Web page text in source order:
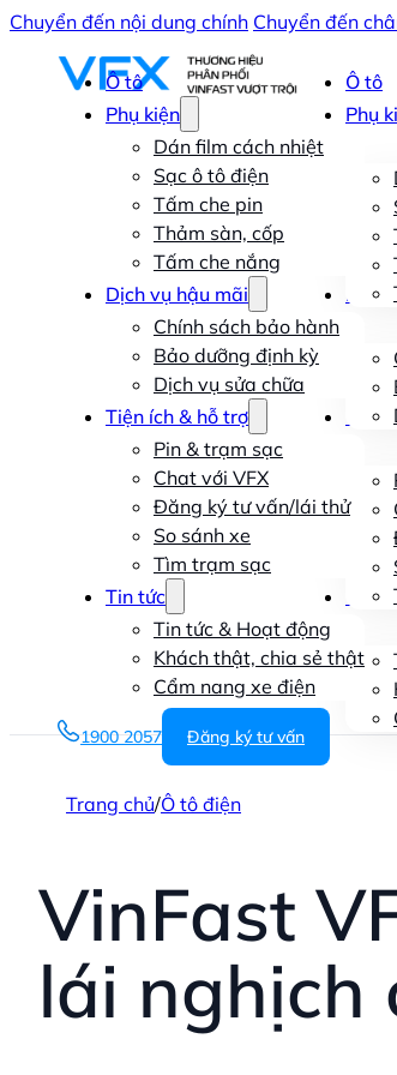
Chuyển đến nội dung chính Chuyển đến
Ô tô
Phụ
Dịch
Tiện
Tin
Ô tô
Phụ kiện
Dán film cách nhiệt
Sạc ô tô điện
Tấm che pin
Thảm sàn, cốp
Tấm che nắng
Dịch vụ hậu mãi
Chính sách bảo hành
Bảo dưỡng định kỳ
Dịch vụ sửa chữa
Tiện ích & hỗ trợ
Pin & trạm sạc
Chat với VFX
Đăng ký tư vấn/lái thử
So sánh xe
Tìm trạm sạc
Tin tức
Tin tức & Hoạt động
Khách thật, chia sẻ thật
Cẩm nang xe điện
1900 2057 Đăng ký tư vấn
Trang chủ/Ô tô điện
VinFast
lái nghịch